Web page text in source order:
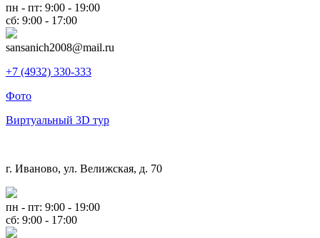
пн - пт: 9:00 - 19:00
сб: 9:00 - 17:00
sansanich2008@mail.ru
+7 (4932) 330-333
Фото
Виртуальный 3D тур
г. Иваново, ул. Велижская, д. 70
пн - пт: 9:00 - 19:00
сб: 9:00 - 17:00